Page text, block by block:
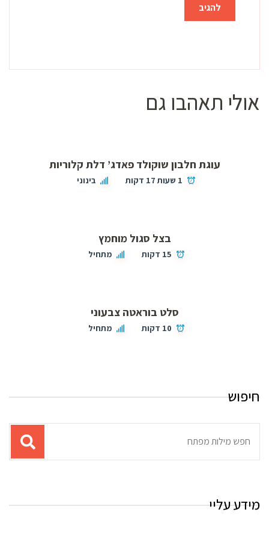
אולי תאהבו גם
עוגת חלבון שוקולד פאדג’ דלת קלוריות
1 שעות 17 דקות בינוני
בצל סגול מוחמץ
15 דקות מתחיל
סלט בוראטה צבעוני
10 דקות מתחיל
חיפוש
מידע עליי